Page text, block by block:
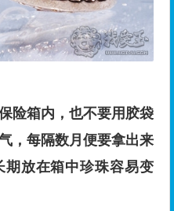
箱内，也不要用胶袋
，每隔数月便要拿出来
放在箱中珍珠容易变